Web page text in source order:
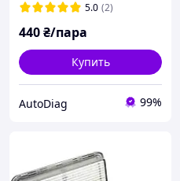
5.0 (2)
440₴/пара
Купить
AutoDiag 99%